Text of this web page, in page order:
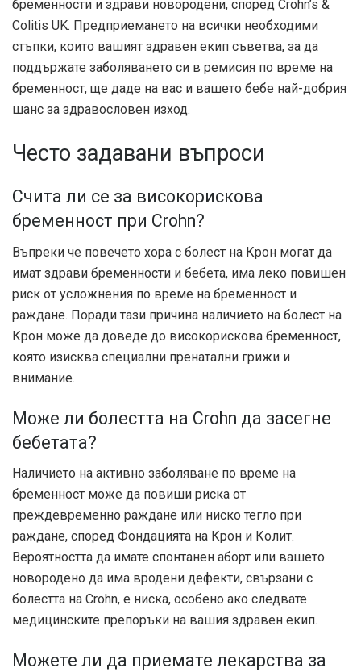
бременности и здрави новородени, според Crohn’s &
Colitis UK. Предприемането на всички необходими
стъпки, които вашият здравен екип съветва, за да
поддържате заболяването си в ремисия по време на
бременност, ще даде на вас и вашето бебе най-добрия
шанс за здравословен изход.
Често задавани въпроси
Счита ли се за високорискова
бременност при Crohn?
Въпреки че повечето хора с болест на Крон могат да
имат здрави бременности и бебета, има леко повишен
риск от усложнения по време на бременност и
раждане. Поради тази причина наличието на болест на
Крон може да доведе до високорискова бременност,
която изисква специални пренатални грижи и
внимание.
Може ли болестта на Crohn да засегне
бебетата?
Наличието на активно заболяване по време на
бременност може да повиши риска от
преждевременно раждане или ниско тегло при
раждане, според Фондацията на Крон и Колит.
Вероятността да имате спонтанен аборт или вашето
новородено да има вродени дефекти, свързани с
болестта на Crohn, е ниска, особено ако следвате
медицинските препоръки на вашия здравен екип.
Можете ли да приемате лекарства за